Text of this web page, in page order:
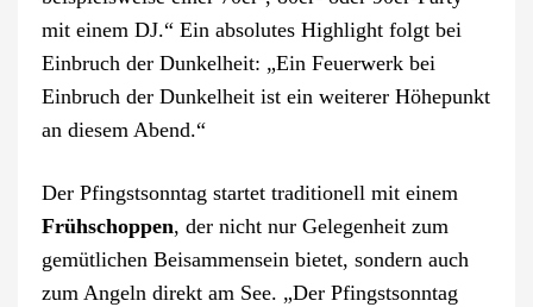
mit einem DJ.“ Ein absolutes Highlight folgt bei
Einbruch der Dunkelheit: „Ein Feuerwerk bei
Einbruch der Dunkelheit ist ein weiterer Höhepunkt
an diesem Abend.“
Der Pfingstsonntag startet traditionell mit einem
Frühschoppen, der nicht nur Gelegenheit zum
gemütlichen Beisammensein bietet, sondern auch
zum Angeln direkt am See. „Der Pfingstsonntag